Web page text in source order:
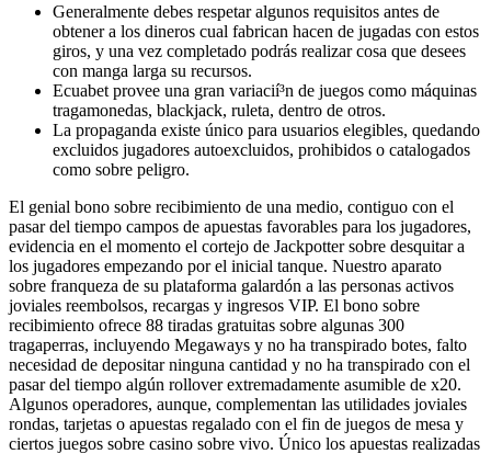
Generalmente debes respetar algunos requisitos antes de
obtener a los dineros cual fabrican hacen de jugadas con estos
giros, y una vez completado podrás realizar cosa que desees
con manga larga su recursos.
Ecuabet provee una gran variacií³n de juegos como máquinas
tragamonedas, blackjack, ruleta, dentro de otros.
La propaganda existe único para usuarios elegibles, quedando
excluidos jugadores autoexcluidos, prohibidos o catalogados
como sobre peligro.
El genial bono sobre recibimiento de una medio, contiguo con el
pasar del tiempo campos de apuestas favorables para los jugadores,
evidencia en el momento el cortejo de Jackpotter sobre desquitar a
los jugadores empezando por el inicial tanque. Nuestro aparato
sobre franqueza de su plataforma galardón a las personas activos
joviales reembolsos, recargas y ingresos VIP. El bono sobre
recibimiento ofrece 88 tiradas gratuitas sobre algunas 300
tragaperras, incluyendo Megaways y no ha transpirado botes, falto
necesidad de depositar ninguna cantidad y no ha transpirado con el
pasar del tiempo algún rollover extremadamente asumible de x20.
Algunos operadores, aunque, complementan las utilidades joviales
rondas, tarjetas o apuestas regalado con el fin de juegos de mesa y
ciertos juegos sobre casino sobre vivo. Único los apuestas realizadas